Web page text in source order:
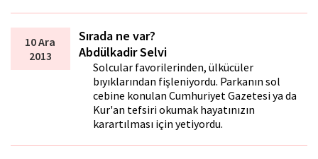
10 Ara
2013
Sırada ne var?
Abdülkadir Selvi
Solcular favorilerinden, ülkücüler
bıyıklarından fişleniyordu. Parkanın sol
cebine konulan Cumhuriyet Gazetesi ya da
Kur'an tefsiri okumak hayatınızın
karartılması için yetiyordu.